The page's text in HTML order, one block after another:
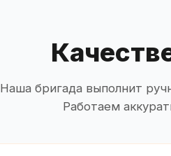
Наша бригада выполнит
Работаем